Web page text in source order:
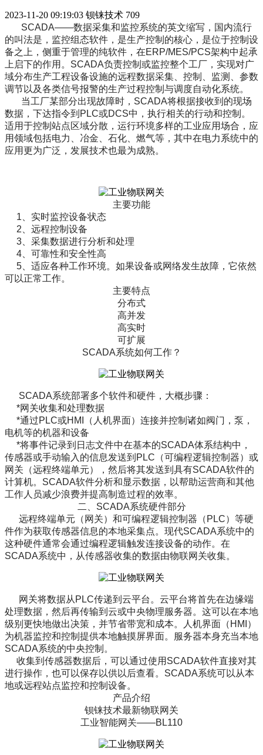
2023-11-20 09:19:03 钡铼技术 709
SCADA——数据采集和监控系统的英文缩写，国内流行
的叫法是，监控组态软件，是生产控制的核心，是位于控制设
备之上，侧重于管理的纯软件 ， 在ERP/MES/PCS架构中起承
上启下的作用。SCADA负责控制或监控整个工厂，实现对广
域分布生产工程设备设施的远程数据采集、控制、监测、参数
调节以及各类信号报警的生产过程控制与调度自动化系统。
当工厂某部分出现故障时，SCADA将根据接收到的现场
数据，下达指令到PLC或DCS中，执行相关的行动和控制。
适用于控制站点区域分散，运行环境多样的工业应用场合，应
用领域包括电力、冶金、石化、燃气等 ， 其中在电力系统中的
应用更为广泛，发展技术也最为成熟。
主要功能
1、 实时监控设备状态
2、 远程控制设备
3、 采集数据进行分析和处理
4、 可靠性和安全性高
5、 适应各种工作环境。 如果设备或网络发生故障，它依然
可以正常工作。
主要特点
分布式
高并发
高实时
可扩展
SCADA系统如何工作？
SCADA系统部署多个软件和硬件， 大概步骤 ：
*网关收集和处理数据
*通过PLC或HMI（人机界面）连接并控制诸如阀门，泵，
电机等的机器和设备
*将事件记录到日志文件中在基本的SCADA体系结构中，
传感器或手动输入的信息发送到PLC（可编程逻辑控制器）或
网关（远程终端单元），然后将其发送到具有SCADA软件的
计算机。SCADA软件分析和显示数据，以帮助运营商和其他
工作人员减少浪费并提高制造过程的效率。
二、SCADA系统硬件部分
远程终端单元（ 网关）和可编程逻辑控制器（PLC）等硬
件作为获取传感器信息的本地采集点。现代SCADA系统中的
这种硬件通常会通过编程逻辑触发连接设备的动作。在
SCADA系统中，从传感器收集的数据由物联网关收集。
网关将数据从PLC传递到 云平台 。 云平台将首先在边缘端
处理数据，然后再传输到云或中央物理服务器。这可以在本地
级别更快地做出决策，并节省带宽和成本。
人机界面（HMI）
为机器监控和控制提供本地触摸屏界面。服务器本身充当本地
SCADA系统的中央控制。
收集到传感器数据后，可以通过使用SCADA软件直接对其
进行操作，也可以保存以供以后查看。SCADA系统可以从本
地或远程站点监控和控制设备。
产品介绍
钡铼技术最新物联网关
工业智能网关——BL110